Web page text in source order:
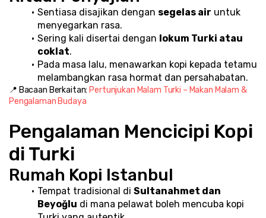
Sentiasa disajikan dengan segelas air untuk
menyegarkan rasa.
Sering kali disertai dengan lokum Turki atau
coklat.
Pada masa lalu, menawarkan kopi kepada tetamu
melambangkan rasa hormat dan persahabatan.
📍 Bacaan Berkaitan: Pertunjukan Malam Turki – Makan Malam &
Pengalaman Budaya
Pengalaman Mencicipi Kopi
di Turki
Rumah Kopi Istanbul
Tempat tradisional di Sultanahmet dan
Beyoğlu di mana pelawat boleh mencuba kopi